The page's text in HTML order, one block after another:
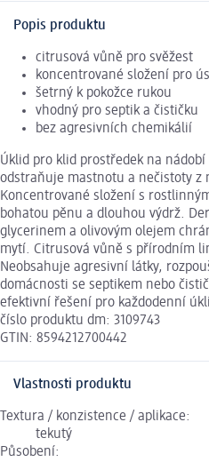
Popis produktu
citrusová vůně pro svěžest
koncentrované složení pro
šetrný k pokožce rukou
vhodný pro septik a čističku
bez agresivních chemikálií
Úklid pro klid prostředek na
odstraňuje mastnotu a nečistoty z
Koncentrované složení s
bohatou pěnu a dlouhou výdrž.
glycerinem a olivovým olejem
mytí. Citrusová vůně s přírodním
Neobsahuje agresivní látky,
domácnosti se septikem nebo
efektivní řešení pro každodenní
číslo produktu dm: 3109743
GTIN: 8594212700442
Vlastnosti produktu
Textura / konzistence / aplikace:
tekutý
Působení: